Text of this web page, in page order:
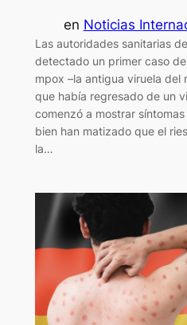
en Noticias
Las autoridades sanitarias
detectado un primer caso
mpox –la antigua viruela del
que había regresado de un
comenzó a mostrar
bien han matizado que el
la…